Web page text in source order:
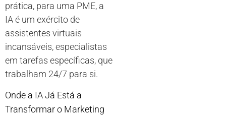
prática, para uma PME, a
IA é um exército de
assistentes virtuais
incansáveis, especialistas
em tarefas específicas, que
trabalham 24/7 para si.
Onde a IA Já Está a
Transformar o Marketing